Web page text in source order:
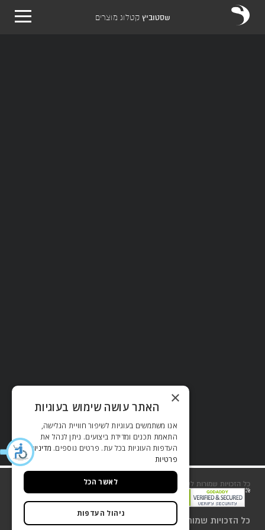
שסטוביץקטלוג מוצרים
כל הזכויות שמורות לשסטוביץ 2018
כל הזכויות שמורות לשסטוביץ 2018
× האתר עושה שימוש בעוגיות
אנו משתמשים בעוגיות לשיפור חוויית הגלישה,
התאמת תכנים ומדידת ביצועים. ניתן לנהל את
העדפות העוגיות בכל עת. פרטים נוספים. מדיניות
פרטיות
לאשר הכל
ניהול העדפות